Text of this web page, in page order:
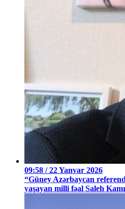
09:58 / 22 Yanvar 2026
“Güney Azərbaycan
yaşayan milli fəal Saleh